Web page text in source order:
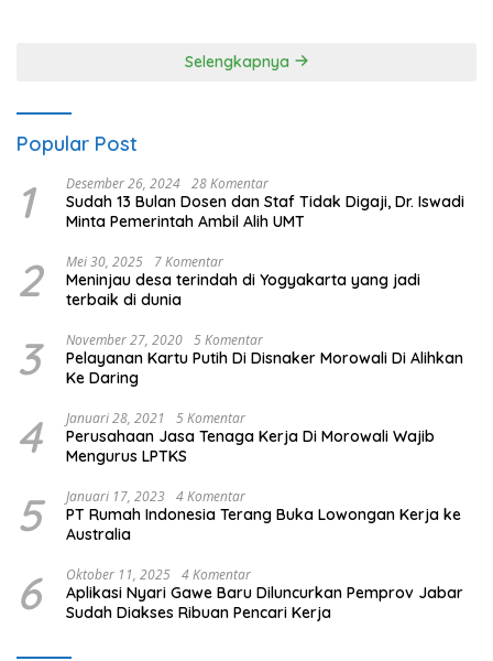
Selengkapnya
Popular Post
1 Desember 26, 2024 28 Komentar
Sudah 13 Bulan Dosen dan Staf Tidak Digaji, Dr. Iswadi
Minta Pemerintah Ambil Alih UMT
2 Mei 30, 2025 7 Komentar
Meninjau desa terindah di Yogyakarta yang jadi
terbaik di dunia
3 November 27, 2020 5 Komentar
Pelayanan Kartu Putih Di Disnaker Morowali Di Alihkan
Ke Daring
4 Januari 28, 2021 5 Komentar
Perusahaan Jasa Tenaga Kerja Di Morowali Wajib
Mengurus LPTKS
5 Januari 17, 2023 4 Komentar
PT Rumah Indonesia Terang Buka Lowongan Kerja ke
Australia
6 Oktober 11, 2025 4 Komentar
Aplikasi Nyari Gawe Baru Diluncurkan Pemprov Jabar
Sudah Diakses Ribuan Pencari Kerja